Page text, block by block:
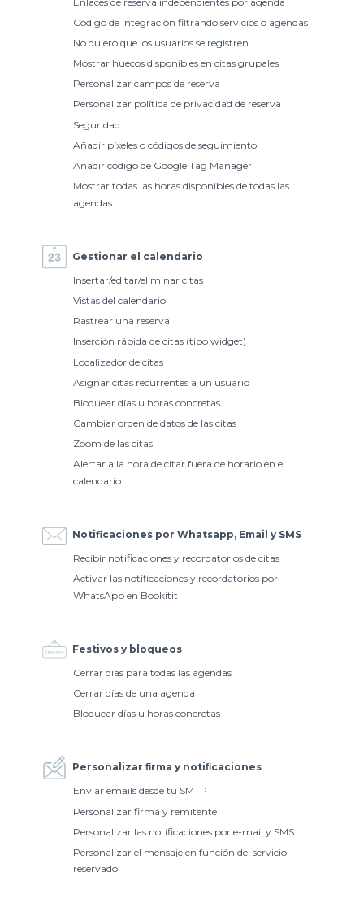
Código de integración filtrando servicios o agendas
No quiero que los usuarios se registren
Mostrar huecos disponibles en citas grupales
Personalizar campos de reserva
Personalizar política de privacidad de reserva
Seguridad
Añadir píxeles o códigos de seguimiento
Añadir código de Google Tag Manager
Mostrar todas las horas disponibles de todas las
agendas
Gestionar el calendario
Insertar/editar/eliminar citas
Vistas del calendario
Rastrear una reserva
Inserción rápida de citas (tipo widget)
Localizador de citas
Asignar citas recurrentes a un usuario
Bloquear días u horas concretas
Cambiar orden de datos de las citas
Zoom de las citas
Alertar a la hora de citar fuera de horario en el
calendario
Notificaciones por Whatsapp, Email y SMS
Recibir notificaciones y recordatorios de citas
Activar las notificaciones y recordatorios por
WhatsApp en Bookitit
Festivos y bloqueos
Cerrar días para todas las agendas
Cerrar días de una agenda
Bloquear días u horas concretas
Personalizar ﬁrma y notiﬁcaciones
Enviar emails desde tu SMTP
Personalizar firma y remitente
Personalizar las notificaciones por e-mail y SMS
Personalizar el mensaje en función del servicio
reservado